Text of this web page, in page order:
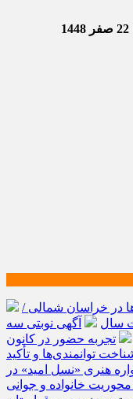
22 صفر 1448
در خراسان شمالی /
آگهی نوبتی سه
تجربه حضور در کانون
توانمندی‌ها و تأکید
هنری «نسل امید» در
خانواده و جوانی